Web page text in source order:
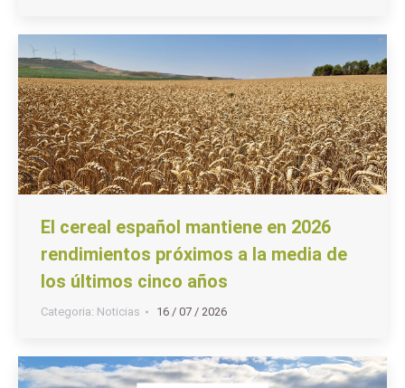
El cereal español mantiene en 2026
rendimientos próximos a la media de
los últimos cinco años
Categoria: Noticias 16 / 07 / 2026